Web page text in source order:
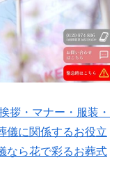
拶・マナー・服装・
儀に関係するお役立
なら花で彩るお葬式